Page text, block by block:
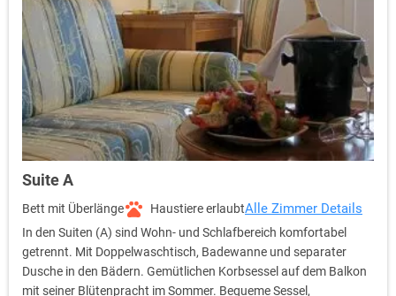
Suite A
Bett mit Überlänge Haustiere erlaubtAlle Zimmer Details
In den Suiten (A) sind Wohn- und Schlafbereich komfortabel
getrennt. Mit Doppelwaschtisch, Badewanne und separater
Dusche in den Bädern. Gemütlichen Korbsessel auf dem Balkon
mit seiner Blütenpracht im Sommer. Bequeme Sessel,